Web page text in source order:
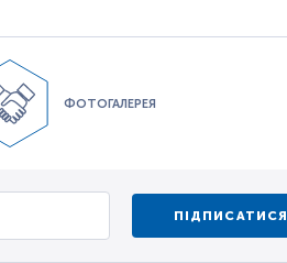
ФОТОГАЛЕРЕЯ
ПІДПИСАТИСЯ